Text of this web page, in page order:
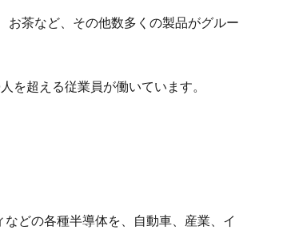
茶など、その他数多くの製品がグルー
人を超える従業員が働いています。
どの各種半導体を、自動車、産業、イ